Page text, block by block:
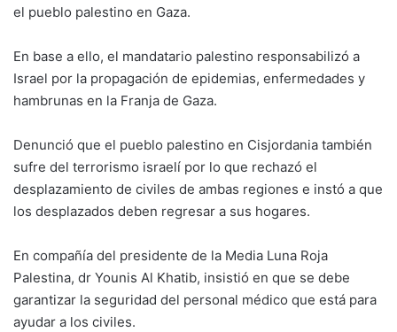
el pueblo palestino en Gaza.
En base a ello, el mandatario palestino responsabilizó a
Israel por la propagación de epidemias, enfermedades y
hambrunas en la Franja de Gaza.
Denunció que el pueblo palestino en Cisjordania también
sufre del terrorismo israelí por lo que rechazó el
desplazamiento de civiles de ambas regiones e instó a que
los desplazados deben regresar a sus hogares.
En compañía del presidente de la Media Luna Roja
Palestina, dr Younis Al Khatib, insistió en que se debe
garantizar la seguridad del personal médico que está para
ayudar a los civiles.